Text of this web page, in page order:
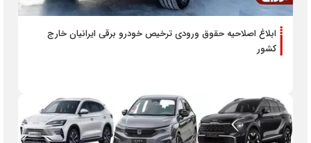
ابلاغ اصلاحیه حقوق ورودی ترخیص خودرو برقی ایرانیان خارج
کشور